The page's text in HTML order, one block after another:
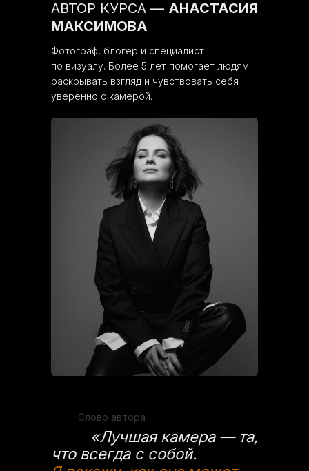
Слово автора
АВТОР КУРСА — АНАСТАСИЯ
МАКСИМОВА
Фотограф, блогер и специалист
по визуалу. Более 5 лет помогает людям
раскрывать взгляд и чувствовать себя
уверенно с камерой.
что всегда с собой.
«Лучшая камера — та,